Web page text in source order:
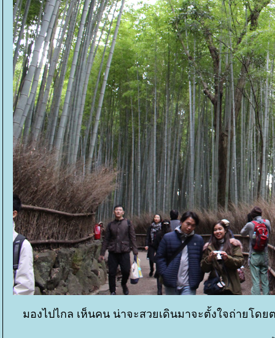
มองไปไกล เห็นคน น่าจะสวยเดินมาจะตั้งใจถ่ายโด